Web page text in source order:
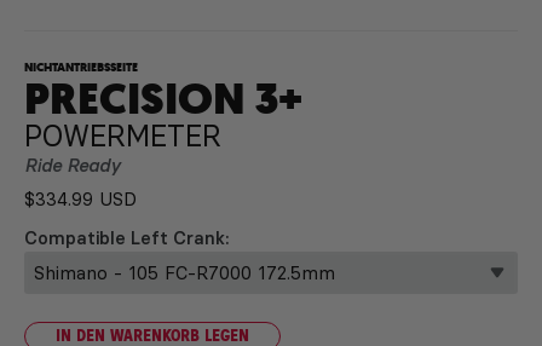
NICHTANTRIEBSSEITE
PRECISION 3+
POWERMETER
Ride Ready
$334.99 USD
Compatible Left Crank
IN DEN WARENKORB LEGEN